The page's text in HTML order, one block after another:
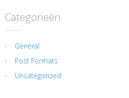
Categorieën
General
Post Formats
Uncategorized